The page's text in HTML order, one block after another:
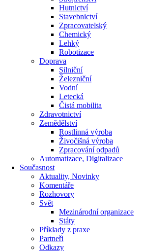
Hutnictví
Stavebnictví
Zpracovatelský
Chemický
Lehký
Robotizace
Doprava
Silniční
Železniční
Vodní
Letecká
Čistá mobilita
Zdravotnictví
Zemědělství
Rostlinná výroba
Živočišná výroba
Zpracování odpadů
Automatizace, Digitalizace
Současnost
Aktuality, Novinky
Komentáře
Rozhovory
Svět
Mezinárodní organizace
Státy
Příklady z praxe
Partneři
Odkazy